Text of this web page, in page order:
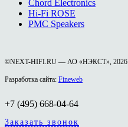
Chord Electronics
Hi-Fi ROSE
PMC Speakers
©NEXT-HIFI.RU — АО «НЭКСТ», 2026
Разработка сайта: Fineweb
+7 (495) 668-04-64
Заказать звонок